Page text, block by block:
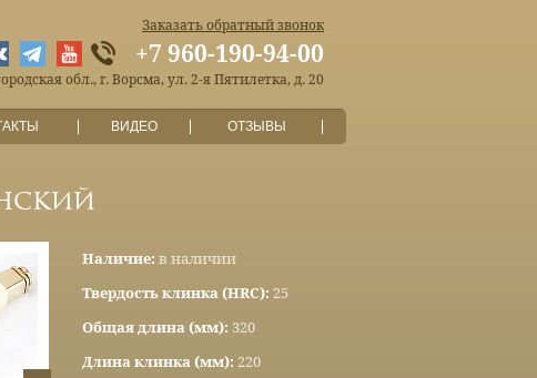
Заказать обратный звонок
+7 960-190-94-00
обл., г. Ворсма, ул. 2-я Пятилетка, д. 20
ВИДЕО ОТЗЫВЫ
Наличие: в наличии
Твердость клинка (HRC): 25
Общая длина (мм): 320
Длина клинка (мм): 220